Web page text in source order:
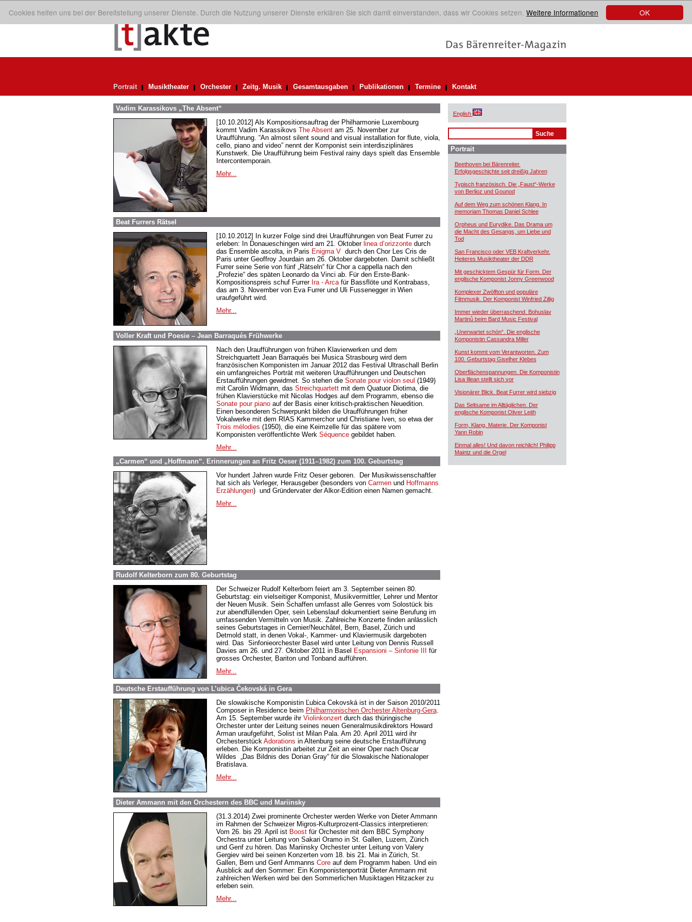
OK
Cookies helfen uns bei der Bereitstellung unserer Dienste. Durch die Nutzung unserer Dienste erklären Sie sich damit einverstanden, dass wir Cookies setzen. Weitere Informationen
Portrait Musiktheater Orchester Zeitg. Musik Gesamtausgaben Publikationen Termine Kontakt
Vadim Karassikovs „The Absent“
[10.10.2012] Als Kompositionsauftrag der Philharmonie Luxembourg
kommt Vadim Karassikovs The Absent am 25. November zur
Uraufführung. “An almost silent sound and visual installation for flute, viola,
cello, piano and video” nennt der Komponist sein interdisziplinäres
Kunstwerk. Die Uraufführung beim Festival rainy days spielt das Ensemble
Intercontemporain.
Mehr...
Beat Furrers Rätsel
[10.10.2012] In kurzer Folge sind drei Uraufführungen von Beat Furrer zu
erleben: In Donaueschingen wird am 21. Oktober linea d’orizzontedurch
das Ensemble ascolta, in Paris Enigma Vdurch den Chor Les Cris de
Paris unter Geoffroy Jourdain am 26. Oktober dargeboten. Damit schließt
Furrer seine Serie von fünf „Rätseln“ für Chor a cappella nach den
„Profezie“ des späten Leonardo da Vinci ab. Für den Erste-Bank-
Kompositionspreis schuf Furrer Ira - Arcafür Bassflöte und Kontrabass,
das am 3. November von Eva Furrer und Uli Fussenegger in Wien
uraufgeführt wird.
Mehr...
Voller Kraft und Poesie – Jean Barraqués Frühwerke
Nach den Uraufführungen von frühen Klavierwerken und dem
Streichquartett Jean Barraqués bei Musica Strasbourg wird dem
französischen Komponisten im Januar 2012 das Festival Ultraschall Berlin
ein umfangreiches Porträt mit weiteren Uraufführungen und Deutschen
Erstaufführungen gewidmet. So stehen die Sonate pour violon seul (1949)
mit Carolin Widmann, das Streichquartett mit dem Quatuor Diotima, die
frühen Klavierstücke mit Nicolas Hodges auf dem Programm, ebenso die
Sonate pour pianoauf der Basis einer kritisch-praktischen Neuedition.
Einen besonderen Schwerpunkt bilden die Uraufführungen früher
Vokalwerke mit dem RIAS Kammerchor und Christiane Iven, so etwa der
Trois mélodies (1950), die eine Keimzelle für das spätere vom
Komponisten veröffentlichte Werk Séquence gebildet haben.
Mehr...
„Carmen“ und „Hoffmann“. Erinnerungen an Fritz Oeser (1911–1982) zum 100. Geburtstag
Vor hundert Jahren wurde Fritz Oeser geboren. Der Musikwissenschaftler
hat sich als Verleger, Herausgeber (besonders von Carmenund Hoffmanns
Erzählungen) und Gründervater der Alkor-Edition einen Namen gemacht.
Mehr...
Rudolf Kelterborn zum 80. Geburtstag
Der Schweizer Rudolf Kelterborn feiert am 3. September seinen 80.
Geburtstag: ein vielseitiger Komponist, Musikvermittler, Lehrer und Mentor
der Neuen Musik. Sein Schaffen umfasst alle Genres vom Solostück bis
zur abendfüllenden Oper, sein Lebenslauf dokumentiert seine Berufung im
umfassenden Vermitteln von Musik. Zahlreiche Konzerte finden anlässlich
seines Geburtstages in Cernier/Neuchâtel, Bern, Basel, Zürich und
Detmold statt, in denen Vokal-, Kammer- und Klaviermusik dargeboten
wird. Das Sinfonieorchester Basel wird unter Leitung von Dennis Russell
Davies am 26. und 27. Oktober 2011 in Basel Espansioni – Sinfonie III
für
grosses Orchester, Bariton und Tonband aufführen.
Mehr...
Deutsche Erstaufführung von L’ubica Čekovská in Gera
Die slowakische Komponistin Ľubica Cekovská ist in der Saison 2010/2011
Composer in Residence beim Philharmonischen Orchester Altenburg-Gera.
Am 15. September wurde ihr Violinkonzert durch das thüringische
Orchester unter der Leitung seines neuen Generalmusikdirektors Howard
Arman uraufgeführt, Solist ist Milan Pala. Am 20. April 2011 wird ihr
Orchesterstück Adorations in Altenburg seine deutsche Erstaufführung
erleben. Die Komponistin arbeitet zur Zeit an einer Oper nach Oscar
Wildes „Das Bildnis des Dorian Gray“ für die Slowakische Nationaloper
Bratislava.
Mehr...
Dieter Ammann mit den Orchestern des BBC und Mariinsky
(31.3.2014) Zwei prominente Orchester werden Werke von Dieter Ammann
im Rahmen der Schweizer Migros-Kulturprozent-Classics interpretieren:
Vom 26. bis 29. April ist Boostfür Orchester mit dem BBC Symphony
Orchestra unter Leitung von Sakari Oramo in St. Gallen, Luzern, Zürich
und Genf zu hören. Das Mariinsky Orchester unter Leitung von Valery
Gergiev wird bei seinen Konzerten vom 18. bis 21. Mai in Zürich, St.
Gallen, Bern und Genf Ammanns Coreauf dem Programm haben. Und ein
Ausblick auf den Sommer: Ein Komponistenporträt Dieter Ammann mit
zahlreichen Werken wird bei den Sommerlichen Musiktagen Hitzacker zu
erleben sein.
Mehr...
English
Portrait
Beethoven bei Bärenreiter.
Erfolgsgeschichte seit dreißig Jahren
Typisch französisch. Die „Faust“-Werke
von Berlioz und Gounod
Auf dem Weg zum schönen Klang. In
memoriam Thomas Daniel Schlee
Orpheus und Eurydike. Das Drama um
die Macht des Gesangs, um Liebe und
Tod
San Francisco oder VEB Kraftverkehr.
Heiteres Musiktheater der DDR
Mit geschicktem Gespür für Form. Der
englische Komponist Jonny Greenwood
Komplexer Zwölfton und populäre
Filmmusik. Der Komponist Winfried Zillig
Immer wieder überraschend. Bohuslav
Martinů beim Bard Music Festival
„Unerwartet schön“. Die englische
Komponistin Cassandra Miller
Kunst kommt vom Verantworten. Zum
100. Geburtstag Giselher Klebes
Oberflächenspannungen. Die Komponistin
Lisa Illean stellt sich vor
Visionärer Blick. Beat Furrer wird siebzig
Das Seltsame im Alltäglichen. Der
englische Komponist Oliver Leith
Form, Klang, Materie. Der Komponist
Yann Robin
Einmal alles! Und davon reichlich! Philipp
Maintz und die Orgel